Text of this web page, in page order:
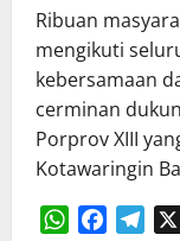
Ribuan
mengikuti
kebersamaan
cerminan
Porprov XIII
Kotawaringin